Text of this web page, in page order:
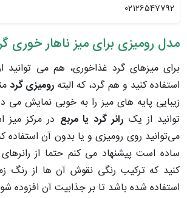
02126547792
مدل رومیزی برای میز ناهار خوری
برای میزهای گرد غذاخوری، هم می توانید
استفاده کنید و هم گرد، که البتهرومیزی گرد
زیبایی پایه های میز را به خوبی نمایش می
توانید از یک رانر گرد یا مربع در مرکز میز
می‌توانید روی رومیزی و یا بدون آن استفاده
ساده است پیشنهاد می کنم حتما از
کنید که ترکیب رنگی نقوش آن ها از رنگ
استفاده شده باشد تا بر جذابیت آن افزوده